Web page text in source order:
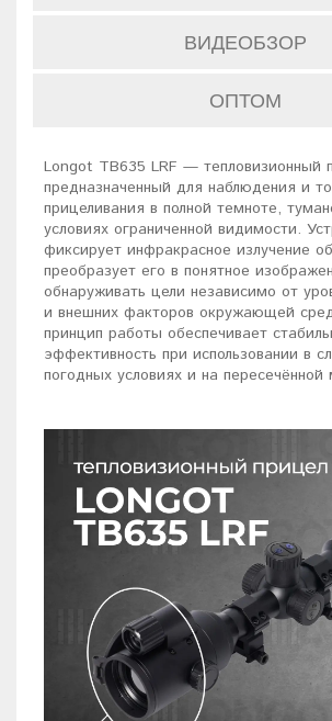
ВИДЕОБЗОР
ОПТОМ
Longot TB635 LRF — тепловизионный
предназначенный для наблюдения и
прицеливания в полной темноте,
условиях ограниченной видимости.
фиксирует инфракрасное излучение
преобразует его в понятное
обнаруживать цели независимо от
и внешних факторов окружающей
принцип работы обеспечивает
эффективность при использовании в
погодных условиях и на пересечённой